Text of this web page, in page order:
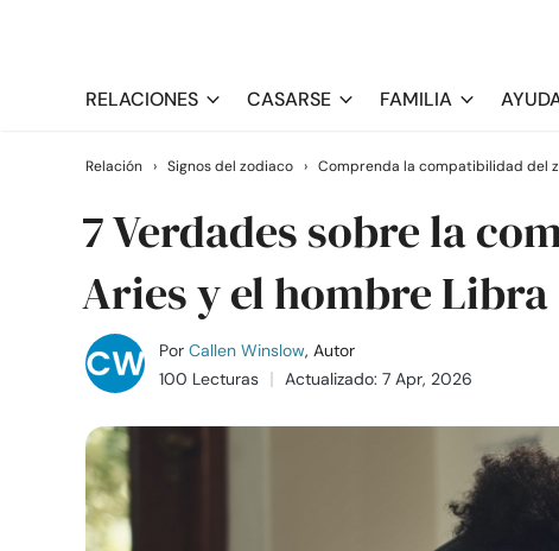
RELACIONES CASARSE FAMILIA
Relación › Signos del zodiaco › Comprenda la compatibilidad del
7 Verdades sobre la
Aries y el hombre Libra
Por Callen Winslow, Autor
100 Lecturas
Actualizado: 7 Apr, 2026